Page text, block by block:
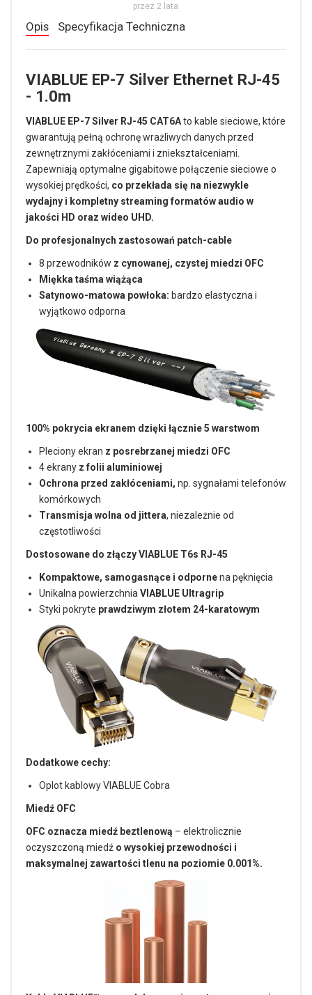
przez 2 lata
Opis Specyfikacja Techniczna
VIABLUE EP-7 Silver Ethernet RJ-45
- 1.0m
VIABLUE EP-7 Silver RJ-45 CAT6Ato kable sieciowe, które
gwarantują pełną ochronę wrażliwych danych przed
zewnętrznymi zakłóceniami i zniekształceniami.
Zapewniają optymalne gigabitowe połączenie sieciowe o
wysokiej prędkości, co przekłada się na niezwykle
wydajny i kompletny streaming formatów audio w
jakości HD oraz wideo UHD.
Do profesjonalnych zastosowań patch-cable
8 przewodników z cynowanej, czystej miedzi OFC
Miękka taśma wiążąca
Satynowo-matowa powłoka: bardzo elastyczna i
wyjątkowo odporna
100% pokrycia ekranem dzięki łącznie 5 warstwom
Pleciony ekran z posrebrzanej miedzi OFC
4 ekrany z folii aluminiowej
Ochrona przed zakłóceniami, np. sygnałami telefonów
komórkowych
Transmisja wolna od jittera, niezależnie od
częstotliwości
Dostosowane do złączy VIABLUE T6s RJ-45
Kompaktowe, samogasnące i odpornena pęknięcia
Unikalna powierzchnia VIABLUE Ultragrip
Styki pokryte prawdziwym złotem 24-karatowym
Dodatkowe cechy:
Oplot kablowy VIABLUE Cobra
Miedź OFC
OFC oznacza miedź beztlenową – elektrolicznie
oczyszczoną miedź o wysokiej przewodności i
maksymalnej zawartości tlenu na poziomie 0.001%.